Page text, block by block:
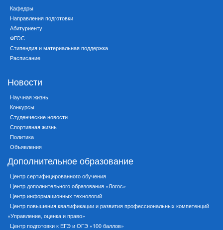
Кафедры
Направления подготовки
Абитуриенту
ФГОС
Стипендия и материальная поддержка
Расписание
Новости
Научная жизнь
Конкурсы
Студенческие новости
Спортивная жизнь
Политика
Объявления
Дополнительное образование
Центр сертифицированного обучения
Центр дополнительного образования «Логос»
Центр информационных технологий
Центр повышения квалификации и развития профессиональных компетенций
«Управление, оценка и право»
Центр подготовки к ЕГЭ и ОГЭ «100 баллов»